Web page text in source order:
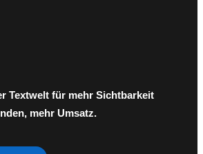
Textwelt für mehr Sichtbarkeit
mehr Umsatz.